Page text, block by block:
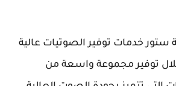
ستور خدمات توفير الصوتيات عالية
توفير مجموعة واسعة من